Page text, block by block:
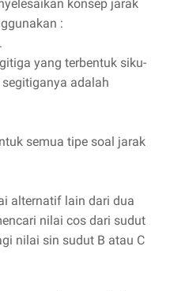
konsep jarak
:
yang terbentuk siku-
adalah
semua tipe soal jarak
alternatif lain dari dua
nilai cos dari sudut
nilai sin sudut B atau C